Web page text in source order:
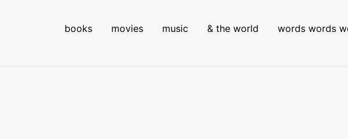
books movies music & the world words words